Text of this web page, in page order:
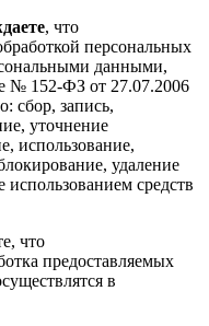
, что
персональных
данными,
№ 152-ФЗ от 27.07.2006
сбор, запись,
уточнение
использование,
удаление
средств
что
предоставляемых
в